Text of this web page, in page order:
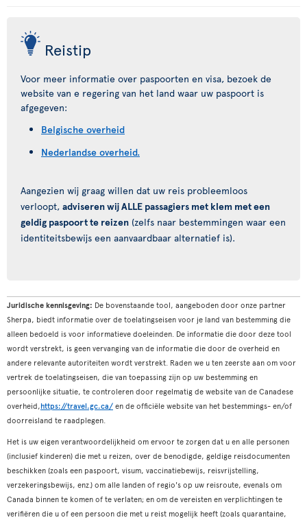
Reistip
Voor meer informatie over paspoorten en visa, bezoek de
website van e regering van het land waar uw paspoort is
afgegeven:
Belgische overheid
Nederlandse overheid.
Aangezien wij graag willen dat uw reis probleemloos
verloopt, adviseren wij ALLE passagiers met klem met een
geldig paspoort te reizen (zelfs naar bestemmingen waar een
identiteitsbewijs een aanvaardbaar alternatief is).
Juridische kennisgeving: De bovenstaande tool, aangeboden door onze partner
Sherpa, biedt informatie over de toelatingseisen voor je land van bestemming die
alleen bedoeld is voor informatieve doeleinden. De informatie die door deze tool
wordt verstrekt, is geen vervanging van de informatie die door de overheid en
andere relevante autoriteiten wordt verstrekt. Raden we u ten zeerste aan om voor
vertrek de toelatingseisen, die van toepassing zijn op uw bestemming en
persoonlijke situatie, te controleren door regelmatig de website van de Canadese
overheid,https://travel.gc.ca/ en de officiële website van het bestemmings- en/of
doorreisland te raadplegen.
Het is uw eigen verantwoordelijkheid om ervoor te zorgen dat u en alle personen
(inclusief kinderen) die met u reizen, over de benodigde, geldige reisdocumenten
beschikken (zoals een paspoort, visum, vaccinatiebewijs, reisvrijstelling,
verzekeringsbewijs, enz.) om alle landen of regio's op uw reisroute, evenals om
Canada binnen te komen of te verlaten; en om de vereisten en verplichtingen te
verifiëren die u of een persoon die met u reist mogelijk heeft (zoals quarantaine,